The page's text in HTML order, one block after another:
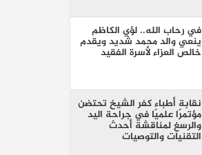
في رحاب الله.. لؤي الكاظم
ينعي والد محمد شديد ويقدم
خالص العزاء لأسرة الفقيد
نقابة أطباء كفر الشيخ تحتضن
مؤتمرًا علميًا في جراحة اليد
والرسغ لمناقشة أحدث
التقنيات والتوصيات